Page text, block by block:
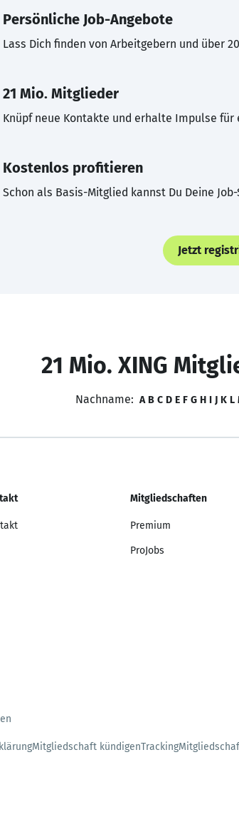
Persönliche Job-Angebote
Lass Dich finden von Arbeitgebern und über
21 Mio. Mitglieder
Knüpf neue Kontakte und erhalte Impulse für
Kostenlos profitieren
Schon als Basis-Mitglied kannst Du Deine
Jetzt
21 Mio. XING
Nachname: A B C D E F G H I J K L
Mitgliedschaften
Premium
ProJobs
Mitgliedschaft kündigenTracking